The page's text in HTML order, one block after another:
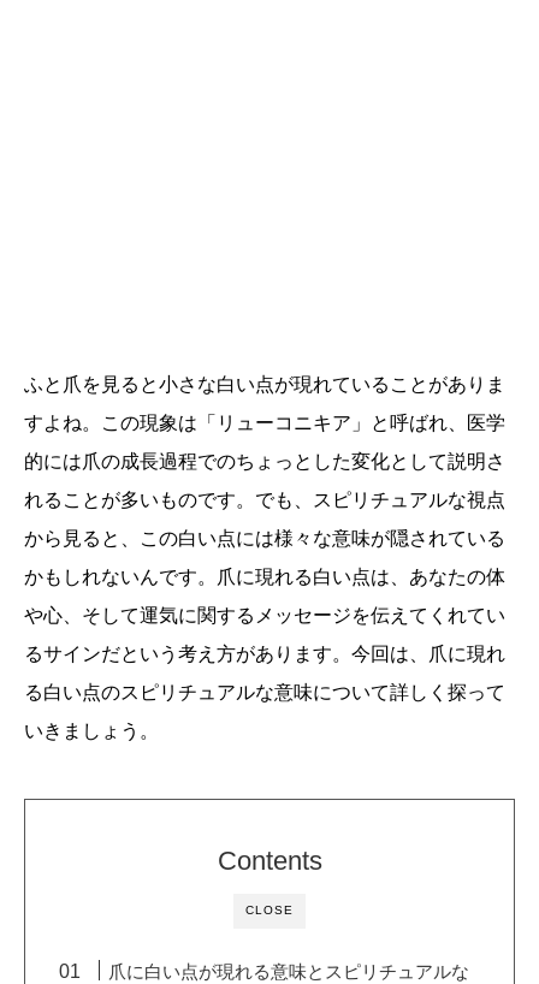
ふと爪を見ると小さな白い点が現れていることがありま
すよね。この現象は「リューコニキア」と呼ばれ、医学
的には爪の成長過程でのちょっとした変化として説明さ
れることが多いものです。でも、スピリチュアルな視点
から見ると、この白い点には様々な意味が隠されている
かもしれないんです。爪に現れる白い点は、あなたの体
や心、そして運気に関するメッセージを伝えてくれてい
るサインだという考え方があります。今回は、爪に現れ
る白い点のスピリチュアルな意味について詳しく探って
いきましょう。
CLOSE
Contents
爪に白い点が現れる意味とスピリチュアルな